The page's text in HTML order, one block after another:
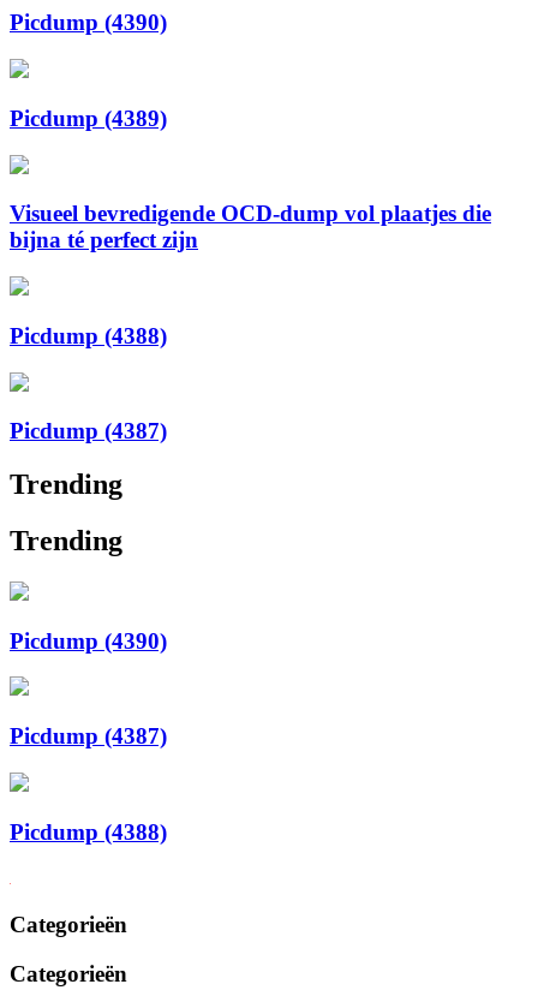
Picdump (4390)
Picdump (4389)
Visueel bevredigende OCD-dump vol plaatjes die
bijna té perfect zijn
Picdump (4388)
Picdump (4387)
Trending
Trending
Picdump (4390)
Picdump (4387)
Picdump (4388)
Categorieën
Categorieën